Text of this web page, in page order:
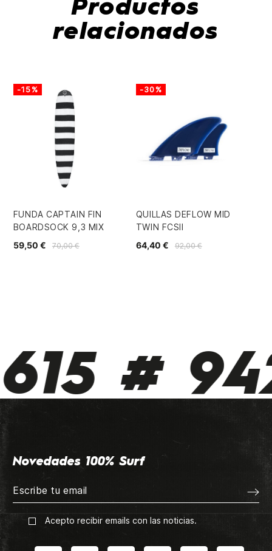
Productos
relacionados
FUNDA CAPTAIN FIN
BOARDSOCK 9,3 MIX
70,00 €
59,50 €
-15%
QUILLAS DEFLOW MID
TWIN FCSII
92,00 €
64,40 €
-30%
#
Novedades 100% Surf
Acepto recibir emails con las noticias.